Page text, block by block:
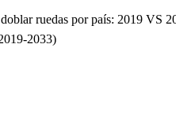
ruedas por país: 2019 VS
2033)